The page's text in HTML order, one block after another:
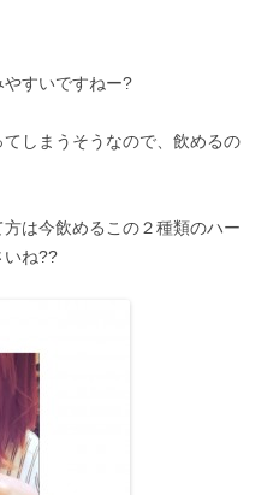
やすいですねー?
しまうそうなので、飲めるの
は今飲めるこの２種類のハー
いね??